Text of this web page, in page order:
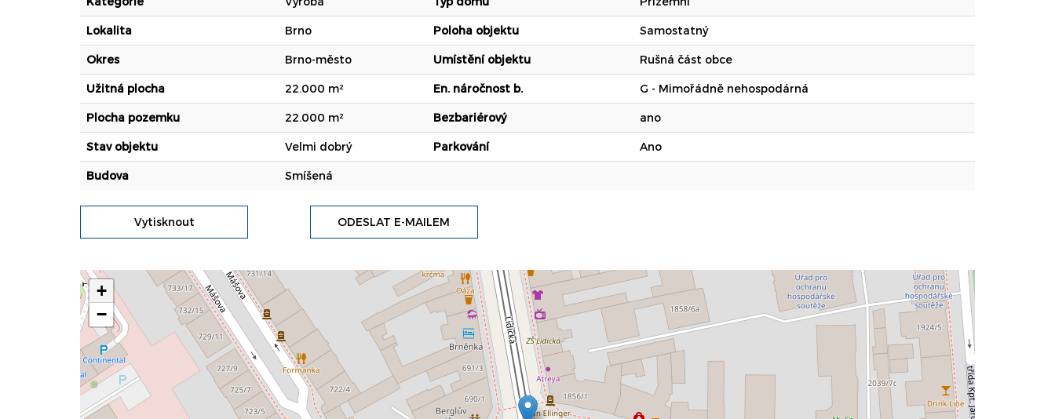
Lokalita Brno Poloha objektu Samostatný
Okres Brno-město Umístění objektu Rušná část obce
Užitná plocha 22.000 m² En. náročnost b. G - Mimořádně nehospodárná
Plocha pozemku 22.000 m² Bezbariérový ano
Stav objektu Velmi dobrý Parkování Ano
Budova Smíšená
Vytisknout ODESLAT E-MAILEM
+
−